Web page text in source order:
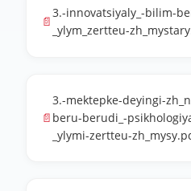
📄
3.-innovatsiyaly_-bilim-
_ylym_zertteu-
📄
3.-mektepke-deyingi-
beru-berudi_-
_ylymi-zertteu-